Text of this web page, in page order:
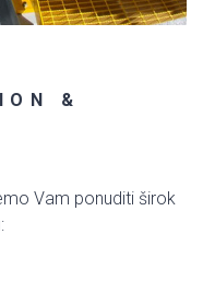
&
Vam ponuditi širok